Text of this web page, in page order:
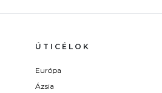
ÚTICÉLOK
Európa
Ázsia